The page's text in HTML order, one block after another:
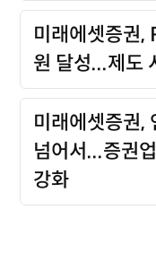
미래에셋증권,
원 달성...제도
미래에셋증권,
넘어서...증권
강화